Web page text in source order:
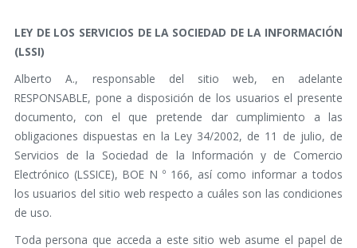
LEY DE LOS SERVICIOS DE LA SOCIEDAD DE LA INFORMACIÓN
(LSSI)
Alberto A., responsable del sitio web, en adelante
RESPONSABLE, pone a disposición de los usuarios el presente
documento, con el que pretende dar cumplimiento a las
obligaciones dispuestas en la Ley 34/2002, de 11 de julio, de
Servicios de la Sociedad de la Información y de Comercio
Electrónico (LSSICE), BOE N º 166, así como informar a todos
los usuarios del sitio web respecto a cuáles son las condiciones
de uso.
Toda persona que acceda a este sitio web asume el papel de